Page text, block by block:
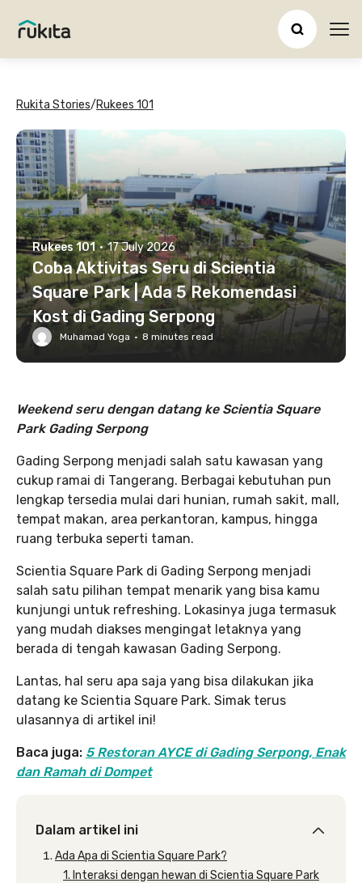
Rukita Stories/Rukees 101
Rukees 101 · 17 July 2026
Coba Aktivitas Seru di Scientia
Square Park | Ada 5 Rekomendasi
Kost di Gading Serpong
Muhamad Yoga · 8 minutes read
Weekend seru dengan datang ke Scientia Square
Park Gading Serpong
Gading Serpong menjadi salah satu kawasan yang
cukup ramai di Tangerang. Berbagai kebutuhan pun
lengkap tersedia mulai dari hunian, rumah sakit, mall,
tempat makan, area perkantoran, kampus, hingga
ruang terbuka seperti taman.
Scientia Square Park di Gading Serpong menjadi
salah satu pilihan tempat menarik yang bisa kamu
kunjungi untuk refreshing. Lokasinya juga termasuk
yang mudah diakses mengingat letaknya yang
berada di tengah kawasan Gading Serpong.
Lantas, hal seru apa saja yang bisa dilakukan jika
datang ke Scientia Square Park. Simak terus
ulasannya di artikel ini!
Baca juga: 5 Restoran AYCE di Gading Serpong, Enak
dan Ramah di Dompet
Dalam artikel ini
Ada Apa di Scientia Square Park?
1. Interaksi dengan hewan di Scientia Square Park